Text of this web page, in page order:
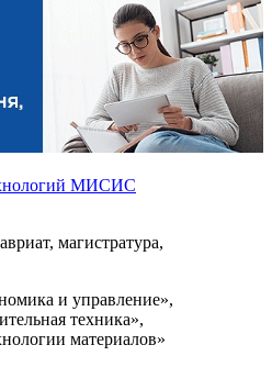
МИСИС
магистратура,
и управление»,
техника»,
материалов»